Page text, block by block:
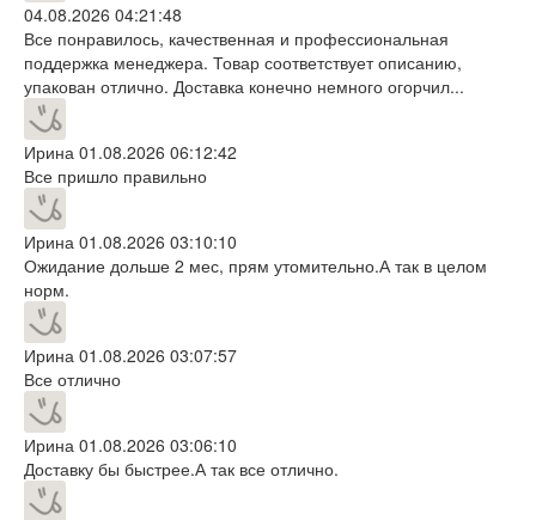
04.08.2026 04:21:48
Все понравилось, качественная и профессиональная
поддержка менеджера. Товар соответствует описанию,
упакован отлично. Доставка конечно немного огорчил...
Ирина 01.08.2026 06:12:42
Все пришло правильно
Ирина 01.08.2026 03:10:10
Ожидание дольше 2 мес, прям утомительно.А так в целом
норм.
Ирина 01.08.2026 03:07:57
Все отлично
Ирина 01.08.2026 03:06:10
Доставку бы быстрее.А так все отлично.